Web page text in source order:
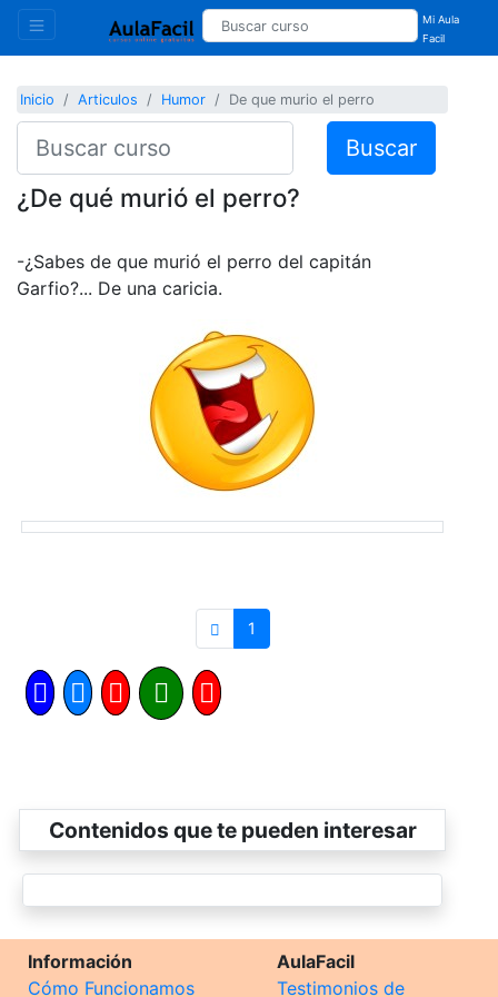
Mi Aula
Facil
Inicio Articulos Humor De que murio el perro
Buscar
¿De qué murió el perro?
-¿Sabes de que murió el perro del capitán
Garfio?... De una caricia.
1
Contenidos que te pueden interesar
Información
Cómo Funcionamos
AulaFacil
Testimonios de